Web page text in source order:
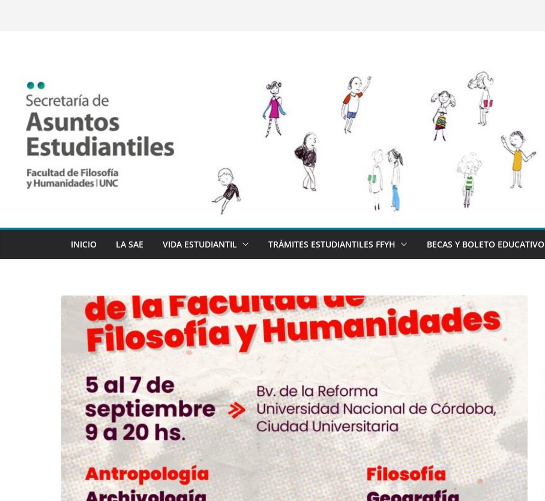
INICIO LA SAE VIDA ESTUDIANTIL TRÁMITES ESTUDIANTILES FFYH BECAS Y BOLETO EDUCATIVO